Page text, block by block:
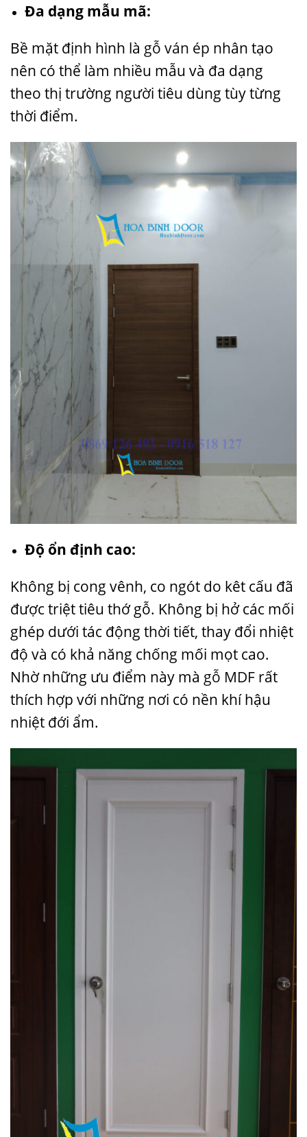
Đa dạng mẫu mã:
Bề mặt định hình là gỗ ván ép nhân tạo
nên có thể làm nhiều mẫu và đa dạng
theo thị trường người tiêu dùng tùy từng
thời điểm.
Độ ổn định cao:
Không bị cong vênh, co ngót do kêt cấu đã
được triệt tiêu thớ gỗ. Không bị hở các mối
ghép dưới tác động thời tiết, thay đổi nhiệt
độ và có khả năng chống mối mọt cao.
Nhờ những ưu điểm này mà gỗ MDF rất
thích hợp với những nơi có nền khí hậu
nhiệt đới ẩm.